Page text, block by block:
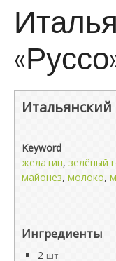
Итальянский
Keyword
желатин, зелёный
майонез, молоко,
Ингредиенты
2 шт.